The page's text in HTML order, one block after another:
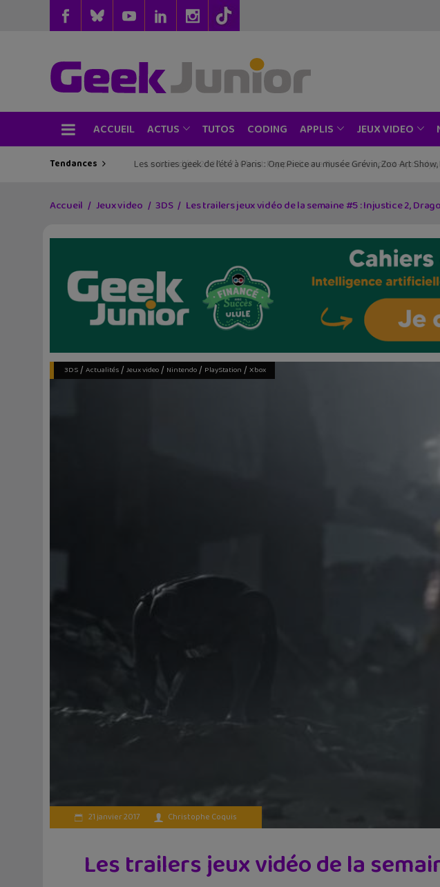
ACCUEIL ACTUS TUTOS CODING APPLIS JEUX VIDEO
Tendances Les sorties geek de l’été à Paris : One Piece au musée Grévin, Zoo Art
Lecture d’été 2026 #6 : Là où danse le vent, un beau roman graphique
Accueil Jeux video 3DS Les trailers jeux vidéo de la semaine #5 : Injustice 2,
3DS/ Actualités/ Jeux video/ Nintendo/ PlayStation / Xbox
21 janvier 2017 Christophe Coquis
Les trailers jeux vidéo de la